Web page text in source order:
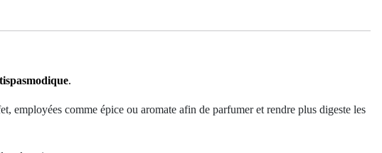
.
employées comme épice ou aromate afin de parfumer et rendre plus digeste les